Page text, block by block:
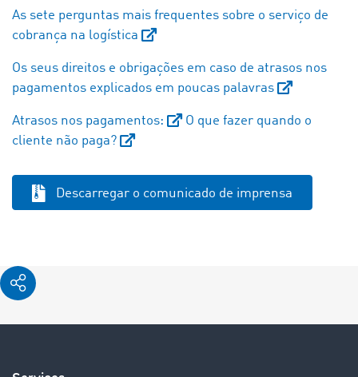
As sete perguntas mais frequentes sobre o serviço de
cobrança na logística
Os seus direitos e obrigações em caso de atrasos nos
pagamentos explicados em poucas palavras
Atrasos nos pagamentos:
O que fazer quando o
cliente não paga?
Descarregar o comunicado de imprensa